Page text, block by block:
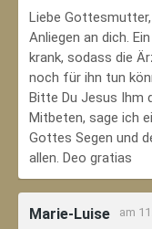
Liebe
Anliegen an dich.
krank, sodass die
noch für ihn tun
Bitte Du Jesus Ihm
Mitbeten, sage ich
Gottes Segen und
allen. Deo gratias
Marie-Luise am